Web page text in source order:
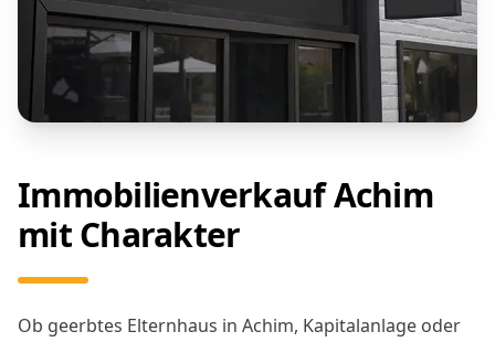
Immobilienverkauf Achim
mit Charakter
Ob geerbtes Elternhaus in Achim, Kapitalanlage oder